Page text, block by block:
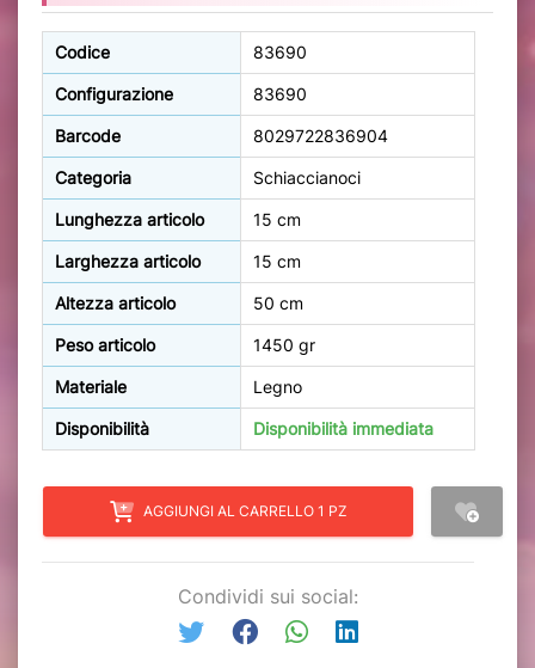
Codice 83690
Configurazione 83690
Barcode 8029722836904
Categoria Schiaccianoci
Lunghezza articolo 15 cm
Larghezza articolo 15 cm
Altezza articolo 50 cm
Peso articolo 1450 gr
Materiale Legno
Disponibilità Disponibilità immediata
AGGIUNGI AL CARRELLO 1 PZ
Condividi sui social: